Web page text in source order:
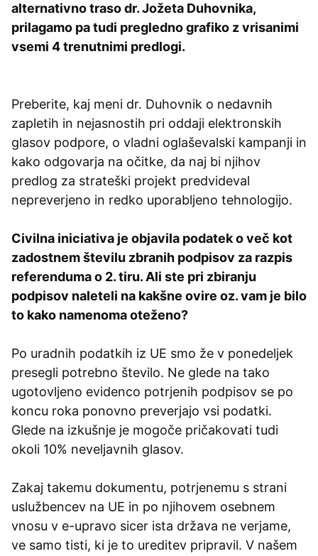
alternativno traso dr. Jožeta Duhovnika,
prilagamo pa tudi pregledno grafiko z vrisanimi
vsemi 4 trenutnimi predlogi.
Preberite, kaj meni dr. Duhovnik o nedavnih
zapletih in nejasnostih pri oddaji elektronskih
glasov podpore, o vladni oglaševalski kampanji in
kako odgovarja na očitke, da naj bi njihov
predlog za strateški projekt predvideval
nepreverjeno in redko uporabljeno tehnologijo.
Civilna iniciativa je objavila podatek o več kot
zadostnem številu zbranih podpisov za razpis
referenduma o 2. tiru. Ali ste pri zbiranju
podpisov naleteli na kakšne ovire oz. vam je bilo
to kako namenoma oteženo?
Po uradnih podatkih iz UE smo že v ponedeljek
presegli potrebno število. Ne glede na tako
ugotovljeno evidenco potrjenih podpisov se po
koncu roka ponovno preverjajo vsi podatki.
Glede na izkušnje je mogoče pričakovati tudi
okoli 10% neveljavnih glasov.
Zakaj takemu dokumentu, potrjenemu s strani
uslužbencev na UE in po njihovem osebnem
vnosu v e-upravo sicer ista država ne verjame,
ve samo tisti, ki je to ureditev pripravil. V našem